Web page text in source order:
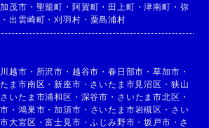
加茂市 ・ 聖籠町 ・ 阿賀町 ・ 田上町 ・津南町 ・ 弥
・出雲崎町 ・刈羽村 ・ 粟島浦村
川越市 ・ 所沢市 ・ 越谷市 ・春日部市 ・草加市 ・
ま市南区 ・新座市 ・ さいたま市見沼区 ・ 狭山
さいたま市浦和区 ・ 深谷市 ・ さいたま市北区 ・
・鴻巣市 ・加須市 ・ さいたま市岩槻区 ・ さい
大宮区 ・富士見市 ・ふじみ野市 ・坂戸市 ・ さ